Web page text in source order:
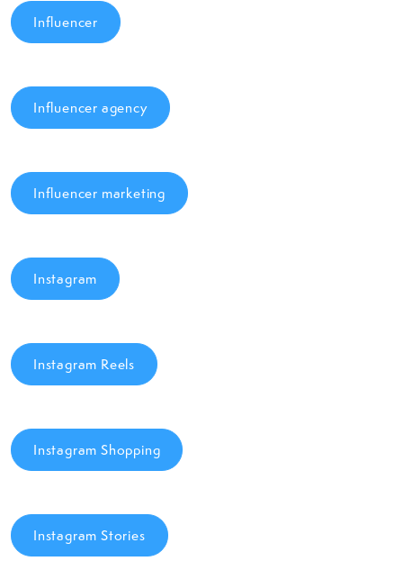
Influencer
Influencer agency
Influencer marketing
Instagram
Instagram Reels
Instagram Shopping
Instagram Stories